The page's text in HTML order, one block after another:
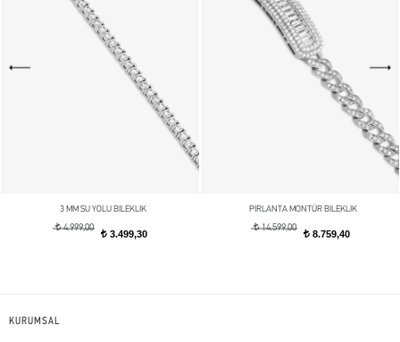
3 MM SU YOLU BILEKLIK
t4.999,00
t 3.499,30
PIRLANTA MONTÜR BILEKLIK
t14.599,00
t8.759,40
KURUMSAL